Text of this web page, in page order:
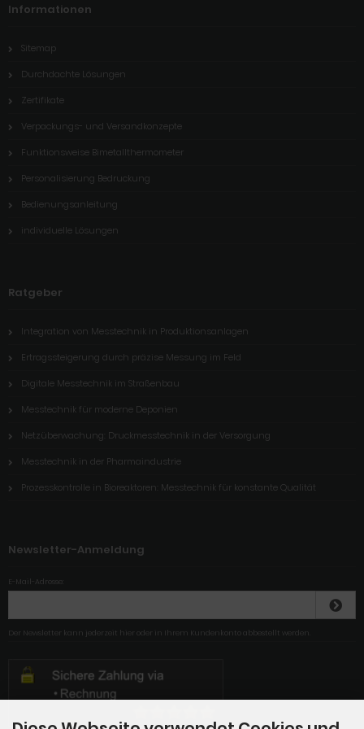
Informationen
Sitemap
Durchdachte Lösungen
Zertifikate
Verpackungs- und Versandkonzepte
Funktionsweise Bimetallthermometer
Personalisierung Bedruckung
Bedienungsanleitung
individuelle Lösungen
Ratgeber
Integration von Messtechnik in Produktionsanlagen
Ertragssteigerung durch präzise Messung im Feld
Digitale Messtechnik im Straßenbau
Messtechnik für moderne Deponien
Netzüberwachung: Druckmesstechnik in der Versorgung
Messtechnik in der Pharmaindustrie
Prozesskontrolle in Bioreaktoren: Messtechnik für konstante Qualität
Newsletter-Anmeldung
E-Mail-Adresse:
Der Newsletter kann jederzeit hier oder in Ihrem Kundenkonto abbestellt werden.